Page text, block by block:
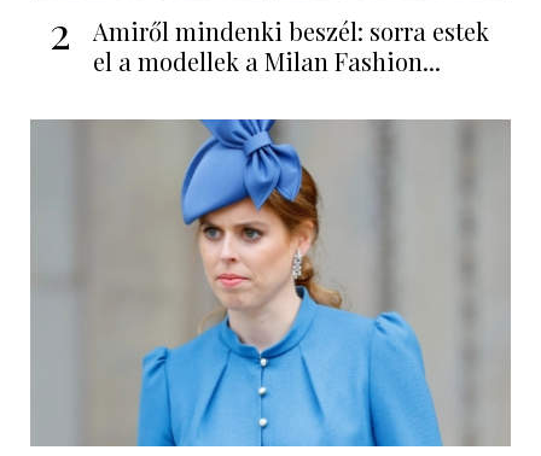
2
Amiről mindenki beszél: sorra estek
el a modellek a Milan Fashion...